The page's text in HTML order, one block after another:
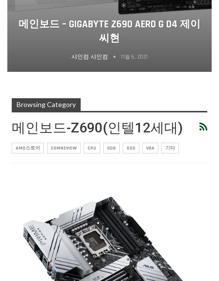
메인보드 – GIGABYTE Z690 AERO G D4 제이
씨현
샤인컴 샤인컴 11월 6, 2021
Browsing Category
메인보드-Z690(인텔12세대)
AMD스토어 COMREVIEW CPU ODD SSD VGA 기타